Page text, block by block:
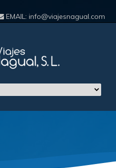
EMAIL: info@viajesnagual.com